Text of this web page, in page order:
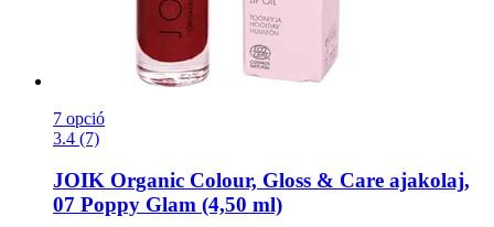
7 opció
3.4 (7)
JOIK Organic Colour, Gloss & Care ajakolaj,
07 Poppy Glam (4,50 ml)